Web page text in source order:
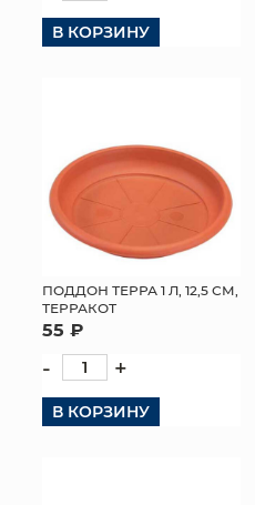
В КОРЗИНУ
ПОДДОН ТЕРРА 1 Л, 12,5 СМ,
ТЕРРАКОТ
55 ₽
- +
В КОРЗИНУ